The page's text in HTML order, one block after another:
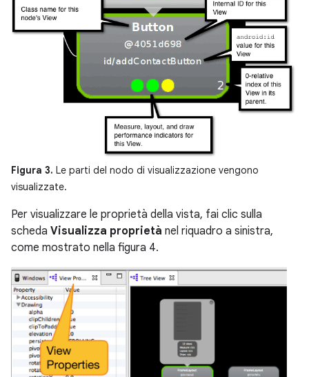
Figura 3. Le parti del nodo di visualizzazione vengono
visualizzate.
Per visualizzare le proprietà della vista, fai clic sulla
scheda Visualizza proprietà nel riquadro a sinistra,
come mostrato nella figura 4.